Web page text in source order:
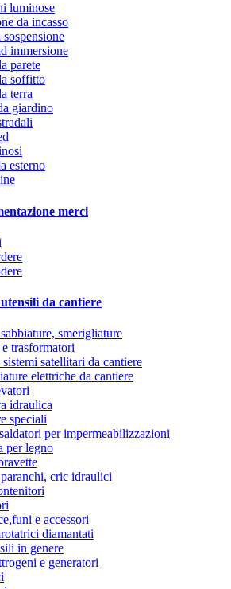
luminose
da incasso
immersione
parete
soffitto
terra
giardino
esterno
merci
da cantiere
smerigliature
trasformatori
satellitari da cantiere
elettriche da cantiere
idraulica
speciali
per impermeabilizzazioni
per legno
cric idraulici
e accessori
diamantati
in genere
e generatori